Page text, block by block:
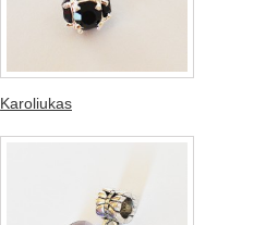
Karoliukas